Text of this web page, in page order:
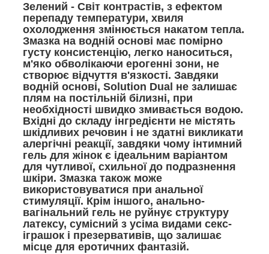
Зелений - Світ контрастів, з ефектом
перепаду температури, хвиля
охолодження змінюється накатом тепла.
Змазка на водній основі має помірно
густу консистенцію, легко наноситься,
м'яко обволікаючи ерогенні зони, не
створює відчуття в'язкості. Завдяки
водній основі, Solution Dual не залишає
плям на постільній білизні, при
необхідності швидко змивається водою.
Вхідні до складу інгредієнти не містять
шкідливих речовин і не здатні викликати
алергічні реакції, завдяки чому інтимний
гель для жінок є ідеальним варіантом
для чутливої, схильної до подразнення
шкіри. Змазка також може
використовуватися при анальної
стимуляції. Крім іншого, анально-
вагінальний гель не руйнує структуру
латексу, сумісний з усіма видами секс-
іграшок і презервативів, що залишає
місце для еротичних фантазій.